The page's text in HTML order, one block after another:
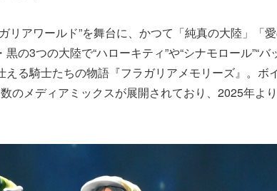
リアワールド”を舞台に、かつて「純真の大陸」「
の3つの大陸で“ハローキティ”や“シナモロール”“バ
える騎士たちの物語『フラガリアメモリーズ』。ボ
のメディアミックスが展開されており、2025年よ